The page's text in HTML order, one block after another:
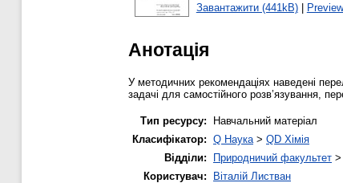
Завантажити (441kB)| Preview
Анотація
У методичних рекомендаціях наведені
задачі для самостійного розв’язування,
Тип ресурсу:
Навчальний матеріал
Класифікатор: Q Наука > QD Хімія
Відділи:
Природничий факультет >
Користувач:
Віталій Листван